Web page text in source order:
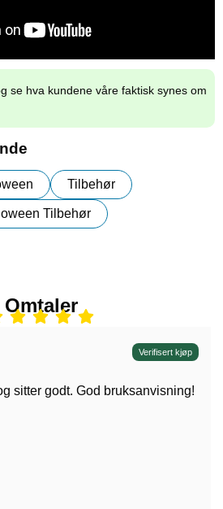
se hva kundene våre faktisk synes om
Tilbehør
Tilbehør
Omtaler
Verifisert kjøp
sitter godt. God bruksanvisning!